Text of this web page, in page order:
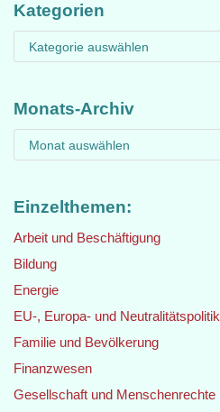
Kategorien
Monats-Archiv
Einzelthemen:
Arbeit und Beschäftigung
Bildung
Energie
EU-, Europa- und Neutralitätspolitik
Familie und Bevölkerung
Finanzwesen
Gesellschaft und Menschenrechte